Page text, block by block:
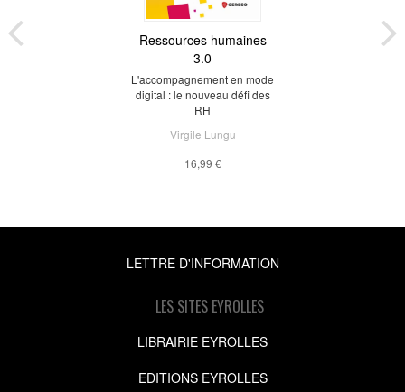
Ressources humaines
3.0
L'accompagnement en mode
digital : le nouveau défi des
RH
Virgile Lungu
16,99 €
LETTRE D'INFORMATION
LES SITES EYROLLES
LIBRAIRIE EYROLLES
EDITIONS EYROLLES